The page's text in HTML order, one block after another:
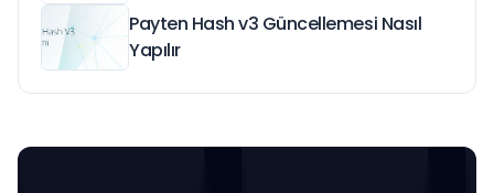
Payten Hash v3 Güncellemesi Nasıl
Yapılır